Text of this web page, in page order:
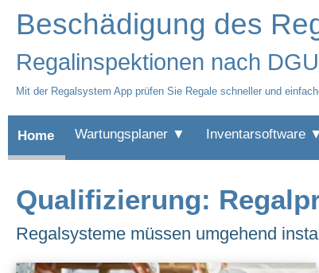
Beschädigung des
Regalinspektionen nach
Mit der Regalsystem App prüfen Sie Regale schneller und
Home Wartungsplaner ▼ Inventarsoftware
Qualifizierung:
Regalsysteme müssen umgehend